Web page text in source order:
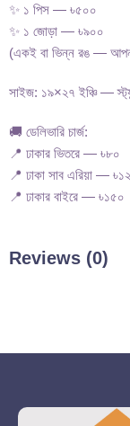
✨ ১ পিস — ৳৫০০
✨ ১ জোড়া — ৳৯০০
(একই বা ভিন্ন রঙ —
সাইজ: ১৯×২৭ ইঞ্চি —
🚚 ডেলিভারি চার্জ:
📍 ঢাকার ভিতরে — ৳৮০
📍 ঢাকা সাব এরিয়া —
📍 ঢাকার বাইরে — ৳১৫০
Reviews (0)